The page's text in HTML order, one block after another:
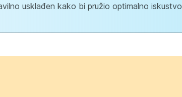
usklađen kako bi pružio optimalno iskustvo